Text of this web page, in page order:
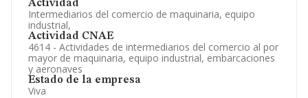
Actividad
Intermediarios del comercio de maquinaria, equipo
industrial,
Actividad CNAE
4614 - Actividades de intermediarios del comercio al por
mayor de maquinaria, equipo industrial, embarcaciones
y aeronaves
Estado de la empresa
Viva